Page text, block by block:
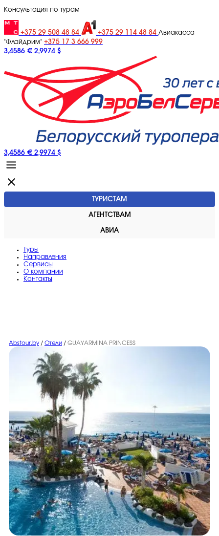
Консультация по турам
+375 29 508 48 84 +375 29 114 48 84 Авиакасса
"Флайдрим" +375 17 3 666 999
3,4586 € 2,9974 $
3,4586 € 2,9974 $
ТУРИСТАМ
АГЕНТСТВАМ
АВИА
Туры
Направления
Сервисы
O компании
Контакты
Abstour.by / Отели / GUAYARMINA PRINCESS